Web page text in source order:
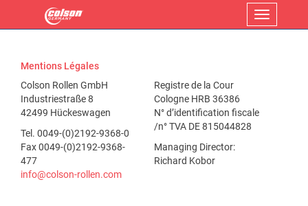
Menu
Mentions Légales
Colson Rollen GmbH
Industriestraße 8
42499 Hückeswagen
Tel. 0049-(0)2192-9368-0
Fax 0049-(0)2192-9368-
477
info@colson-rollen.com
Registre de la Cour
Cologne HRB 36386
N° d’identification fiscale
/n° TVA DE 815044828
Managing Director:
Richard Kobor